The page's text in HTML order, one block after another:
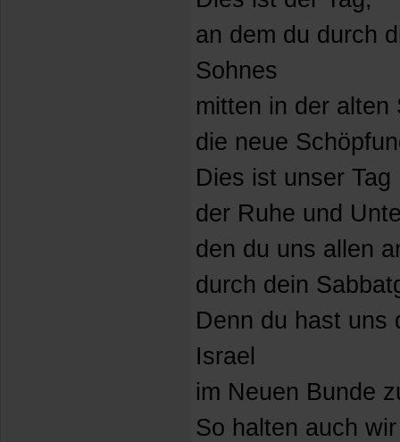
an dem du durch
Sohnes
mitten in der alten
die neue
Dies ist unser Tag
der Ruhe und
den du uns allen
durch dein
Denn du hast uns
Israel
im Neuen Bunde
So halten auch